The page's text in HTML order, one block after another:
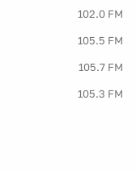
102.0 FM
105.5 FM
105.7 FM
105.3 FM